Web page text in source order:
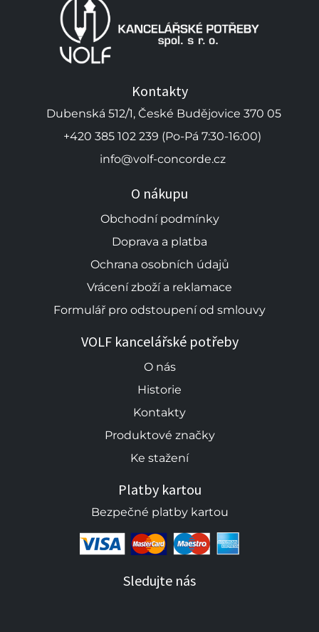
Kontakty
Dubenská 512/1, České Budějovice 370 05
+420 385 102 239 (Po-Pá 7:30-16:00)
info@volf-concorde.cz
O nákupu
Obchodní podmínky
Doprava a platba
Ochrana osobních údajů
Vrácení zboží a reklamace
Formulář pro odstoupení od smlouvy
VOLF kancelářské potřeby
O nás
Historie
Kontakty
Produktové značky
Ke stažení
Platby kartou
Bezpečné platby kartou
Sledujte nás